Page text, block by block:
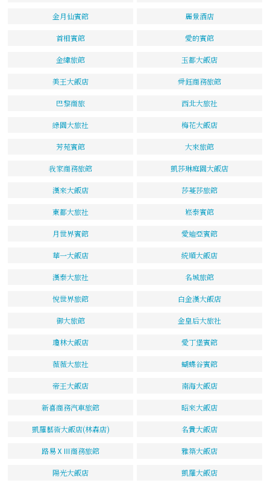
金月仙賓館 麗景酒店
首相賓館 愛的賓館
金緯旅館 玉都大飯店
美王大飯店 舜鈺商務旅館
巴黎商旅 西北大旅社
綠園大旅社 梅花大飯店
芳苑賓館 大來旅館
我家商務旅館 凱莎琳庭園大飯店
漢來大飯店 莎蔓莎旅館
東都大旅社 崧泰賓館
月世界賓館 愛迪亞賓館
華一大飯店 統順大飯店
漢泰大旅社 名城旅館
悅世界旅館 白金漢大飯店
御大旅館 金皇后大旅社
瓊林大飯店 愛丁堡賓館
薇薇大旅社 蝴蝶谷賓館
帝王大飯店 南海大飯店
新喜商務汽車旅館 昭來大飯店
凱羅藝術大飯店(林森店) 名貴大飯店
路易ⅩⅢ商務旅館 雅築大飯店
陽光大飯店 凱羅大飯店